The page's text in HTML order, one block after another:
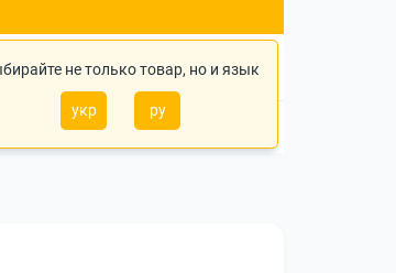
не только товар, но и язык
укр ру
Войти Укр Ру
0